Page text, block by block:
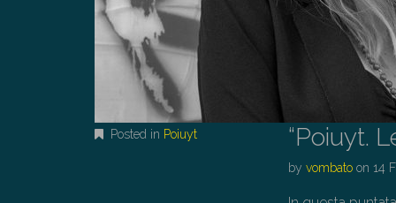
Posted in Poiuyt “Poiuyt.
byvombato on 14